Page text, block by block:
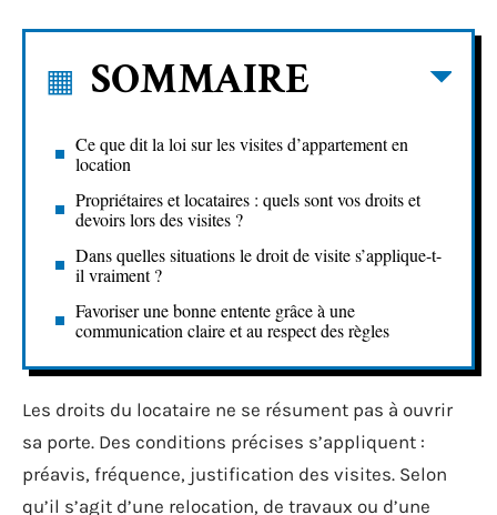
SOMMAIRE
Ce que dit la loi sur les visites d’appartement en
location
Propriétaires et locataires : quels sont vos droits et
devoirs lors des visites ?
Dans quelles situations le droit de visite s’applique-t-
il vraiment ?
Favoriser une bonne entente grâce à une
communication claire et au respect des règles
Les droits du locataire ne se résument pas à ouvrir
sa porte. Des conditions précises s’appliquent :
préavis, fréquence, justification des visites. Selon
qu’il s’agit d’une relocation, de travaux ou d’une